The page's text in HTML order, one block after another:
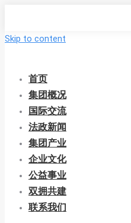
Skip to content
首页
集团概况
国际交流
法政新闻
集团产业
企业文化
公益事业
双拥共建
联系我们